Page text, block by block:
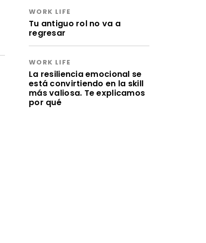
WORK LIFE
Tu antiguo rol no va a
regresar
WORK LIFE
La resiliencia emocional se
está convirtiendo en la skill
más valiosa. Te explicamos
por qué